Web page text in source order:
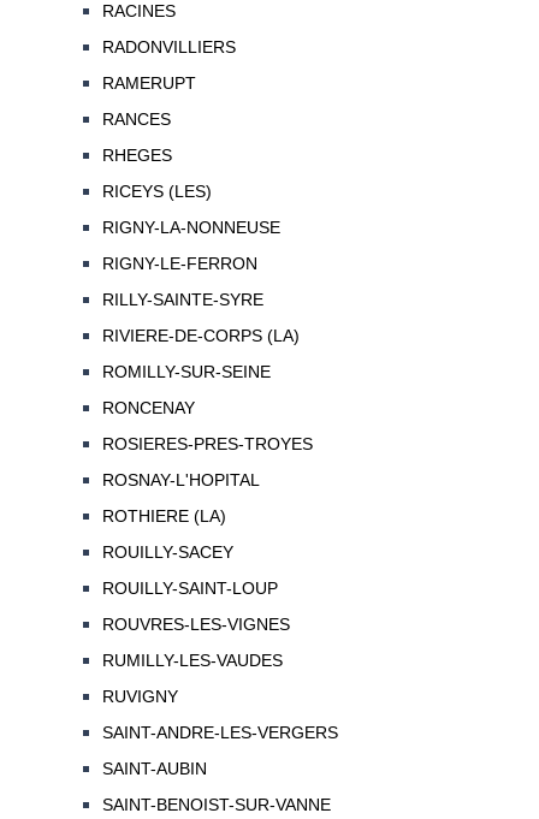
RACINES
RADONVILLIERS
RAMERUPT
RANCES
RHEGES
RICEYS (LES)
RIGNY-LA-NONNEUSE
RIGNY-LE-FERRON
RILLY-SAINTE-SYRE
RIVIERE-DE-CORPS (LA)
ROMILLY-SUR-SEINE
RONCENAY
ROSIERES-PRES-TROYES
ROSNAY-L'HOPITAL
ROTHIERE (LA)
ROUILLY-SACEY
ROUILLY-SAINT-LOUP
ROUVRES-LES-VIGNES
RUMILLY-LES-VAUDES
RUVIGNY
SAINT-ANDRE-LES-VERGERS
SAINT-AUBIN
SAINT-BENOIST-SUR-VANNE